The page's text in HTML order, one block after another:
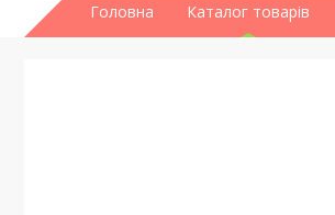
Головна Каталог товарів